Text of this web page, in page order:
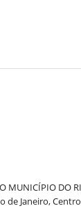
MUNICÍPIO DO
de Janeiro,